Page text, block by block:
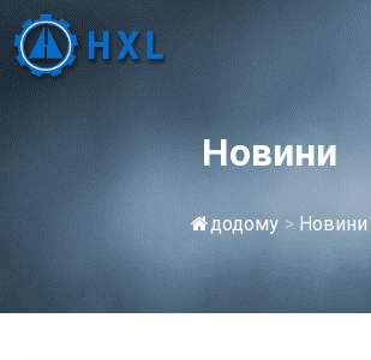
Новини
додому > Новини